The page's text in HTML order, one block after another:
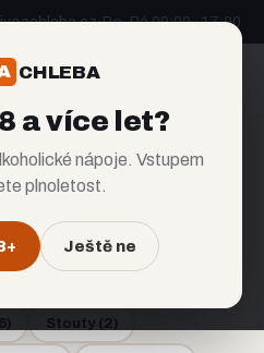
CHLEBA
a více let?
nápoje. Vstupem
plnoletost.
Ještě ne
·Po–Pá 09:00–17:00
EN
6 ) Stouty( 2 )